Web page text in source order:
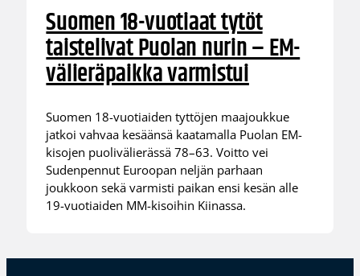
Suomen 18-vuotiaat tytöt
taistelivat Puolan nurin – EM-
välieräpaikka varmistui
Suomen 18-vuotiaiden tyttöjen maajoukkue
jatkoi vahvaa kesäänsä kaatamalla Puolan EM-
kisojen puolivälierässä 78–63. Voitto vei
Sudenpennut Euroopan neljän parhaan
joukkoon sekä varmisti paikan ensi kesän alle
19-vuotiaiden MM-kisoihin Kiinassa.